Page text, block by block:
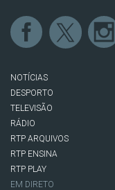
NOTÍCIAS
DESPORTO
TELEVISÃO
RÁDIO
RTP ARQUIVOS
RTP ENSINA
RTP PLAY
EM DIRETO